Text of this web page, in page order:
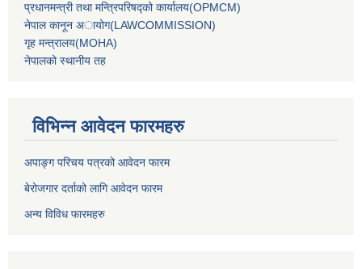
प्रधानमन्‍त्री तथा मन्‍त्रिपरिषद्को कार्यालय(OPMCM)
नेपाल कानून अायोग(LAWCOMMISSION)
गृह मन्‍त्रालय(MOHA)
नेपालको स्थानीय तह
विभिन्न आवेदन फारमहरु
अपाङ्ग परिचय पत्रको आवेदन फारम
बेरोजगार दर्ताको लागि आवेदन फारम
अन्य विविध फारमहरु